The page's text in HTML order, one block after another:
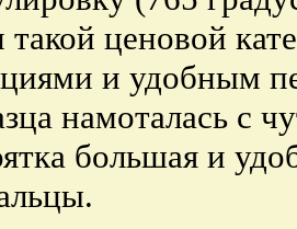
ценовой
и удобным
намоталась с
большая и